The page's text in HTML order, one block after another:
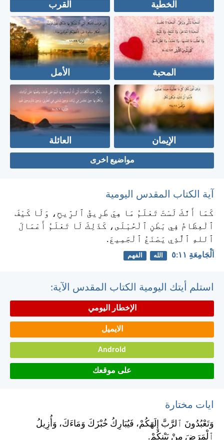
الخطية القرب
المحبة الأمل
الإيمان العائلة
مواضيع اخرى
آية الكتاب المقدس اليومية
كَمَا أَنَّكَ لَسْتَ تَعْلَمُ مَا هِيَ طَرِيقُ ٱلرِّيحِ، وَلَا كَيْفَ
ٱلْعِظَامُ فِي بَطْنِ ٱلْحُبْلَى، كَذَلِكَ لَا تَعْلَمُ أَعْمَالَ
ٱللهِ ٱلَّذِي يَصْنَعُ ٱلْجَمِيعَ.
اَلْجَامِعَةِ ١١:‏٥ الله الفهم
استلم أيتك اليومية الكتاب المقدس الآية:
الإخطار اليومي
الايميل
Android
على موقعك
ايات مختارة
وَتَعْبُدُونَ ٱلرَّبَّ إِلَهَكُمْ، فَيُبَارِكُ خُبْزَكَ وَمَاءَكَ، وَأُزِيلُ
ٱلْمَرَضَ مِنْ بَيْنِكُمْ.